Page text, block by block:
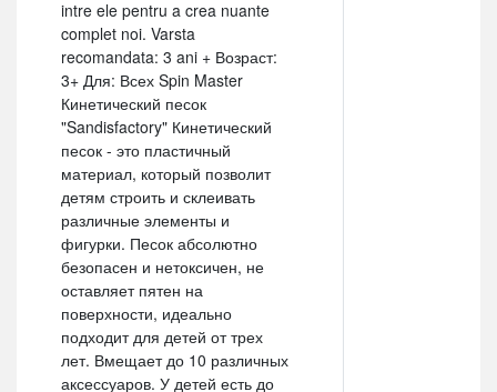
intre ele pentru a crea nuante
complet noi. Varsta
recomandata: 3 ani + Возраст:
3+ Для: Всех Spin Master
Кинетический песок
"Sandisfactory" Кинетический
песок - это пластичный
материал, который позволит
детям строить и склеивать
различные элементы и
фигурки. Песок абсолютно
безопасен и нетоксичен, не
оставляет пятен на
поверхности, идеально
подходит для детей от трех
лет. Вмещает до 10 различных
аксессуаров. У детей есть до